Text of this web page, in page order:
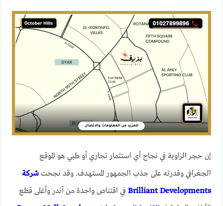
إن حجر الزاوية في نجاح أي استثمار تجاري أو طبي هو الموقع
الجغرافي وقدرته على جذب الجمهور المستهدف. وقد نجحتشركة
Brilliant Developments في اقتناص واحدة من أندر وأغلى قطع